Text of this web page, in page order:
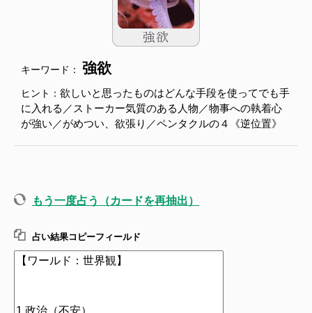
キーワード： 強欲
ヒント： 欲しいと思ったものはどんな手段を使ってでも手
に入れる／ストーカー気質のある人物／物事への執着心
が強い／がめつい、欲張り／ペンタクルの４《逆位置》
もう一度占う（カードを再抽出）
占い結果コピーフィールド